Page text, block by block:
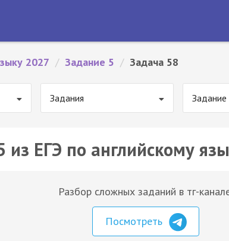
2027 / Задание 5 / Задача 58
Задания Задание
из ЕГЭ по английскому
Разбор сложных заданий в тг-
Посмотреть